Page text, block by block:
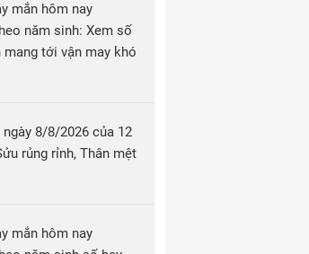
mắn hôm nay
năm sinh: Xem số
mang tới vận may khó
8/8/2026 của 12
rủng rỉnh, Thân mệt
mắn hôm nay